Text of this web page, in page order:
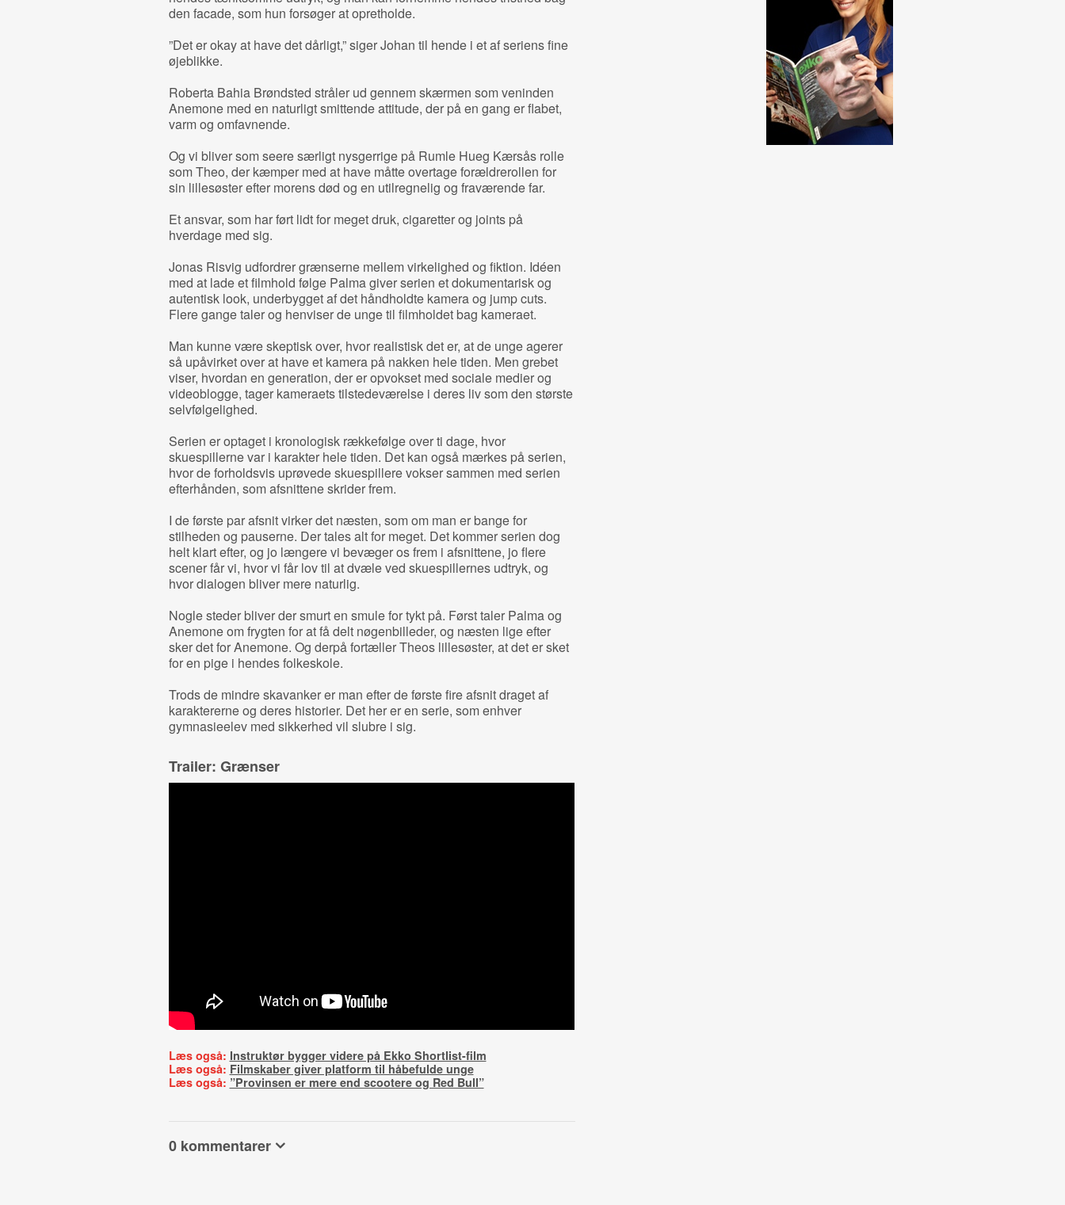
den facade, som hun forsøger at opretholde.
”Det er okay at have det dårligt,” siger Johan til hende i et af seriens fine
øjeblikke.
Roberta Bahia Brøndsted stråler ud gennem skærmen som veninden
Anemone med en naturligt smittende attitude, der på en gang er flabet,
varm og omfavnende.
Og vi bliver som seere særligt nysgerrige på Rumle Hueg Kærsås rolle
som Theo, der kæmper med at have måtte overtage forældrerollen for
sin lillesøster efter morens død og en utilregnelig og fraværende far.
Et ansvar, som har ført lidt for meget druk, cigaretter og joints på
hverdage med sig.
Jonas Risvig udfordrer grænserne mellem virkelighed og fiktion. Idéen
med at lade et filmhold følge Palma giver serien et dokumentarisk og
autentisk look, underbygget af det håndholdte kamera og jump cuts.
Flere gange taler og henviser de unge til filmholdet bag kameraet.
Man kunne være skeptisk over, hvor realistisk det er, at de unge agerer
så upåvirket over at have et kamera på nakken hele tiden. Men grebet
viser, hvordan en generation, der er opvokset med sociale medier og
videoblogge, tager kameraets tilstedeværelse i deres liv som den største
selvfølgelighed.
Serien er optaget i kronologisk rækkefølge over ti dage, hvor
skuespillerne var i karakter hele tiden. Det kan også mærkes på serien,
hvor de forholdsvis uprøvede skuespillere vokser sammen med serien
efterhånden, som afsnittene skrider frem.
I de første par afsnit virker det næsten, som om man er bange for
stilheden og pauserne. Der tales alt for meget. Det kommer serien dog
helt klart efter, og jo længere vi bevæger os frem i afsnittene, jo flere
scener får vi, hvor vi får lov til at dvæle ved skuespillernes udtryk, og
hvor dialogen bliver mere naturlig.
Nogle steder bliver der smurt en smule for tykt på. Først taler Palma og
Anemone om frygten for at få delt nøgenbilleder, og næsten lige efter
sker det for Anemone. Og derpå fortæller Theos lillesøster, at det er sket
for en pige i hendes folkeskole.
Trods de mindre skavanker er man efter de første fire afsnit draget af
karaktererne og deres historier. Det her er en serie, som enhver
gymnasieelev med sikkerhed vil slubre i sig.
Trailer: Grænser
Læs også: Instruktør bygger videre på Ekko Shortlist-film
Læs også: Filmskaber giver platform til håbefulde unge
Læs også: ”Provinsen er mere end scootere og Red Bull”
0 kommentarer